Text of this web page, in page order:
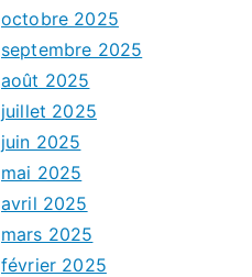
octobre 2025
septembre 2025
août 2025
juillet 2025
juin 2025
mai 2025
avril 2025
mars 2025
février 2025